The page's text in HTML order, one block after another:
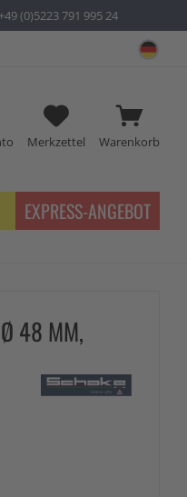
+49 (0)5223 791 995 24
Warenkorb
Merkzettel
EXPRESS-ANGEBOT
Ø 48 MM,